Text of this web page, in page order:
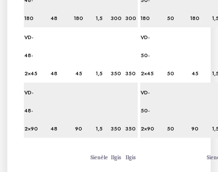
180 48 180 1,5 300 300 180 50 180
VD-
48-
2×45 48 45 1,5 350 350
VD-
50-
2×45 50 45
VD-
48-
2×90 48 90 1,5 350 350
VD-
50-
2×90 50 90
Sienėle Ilgis Ilgis